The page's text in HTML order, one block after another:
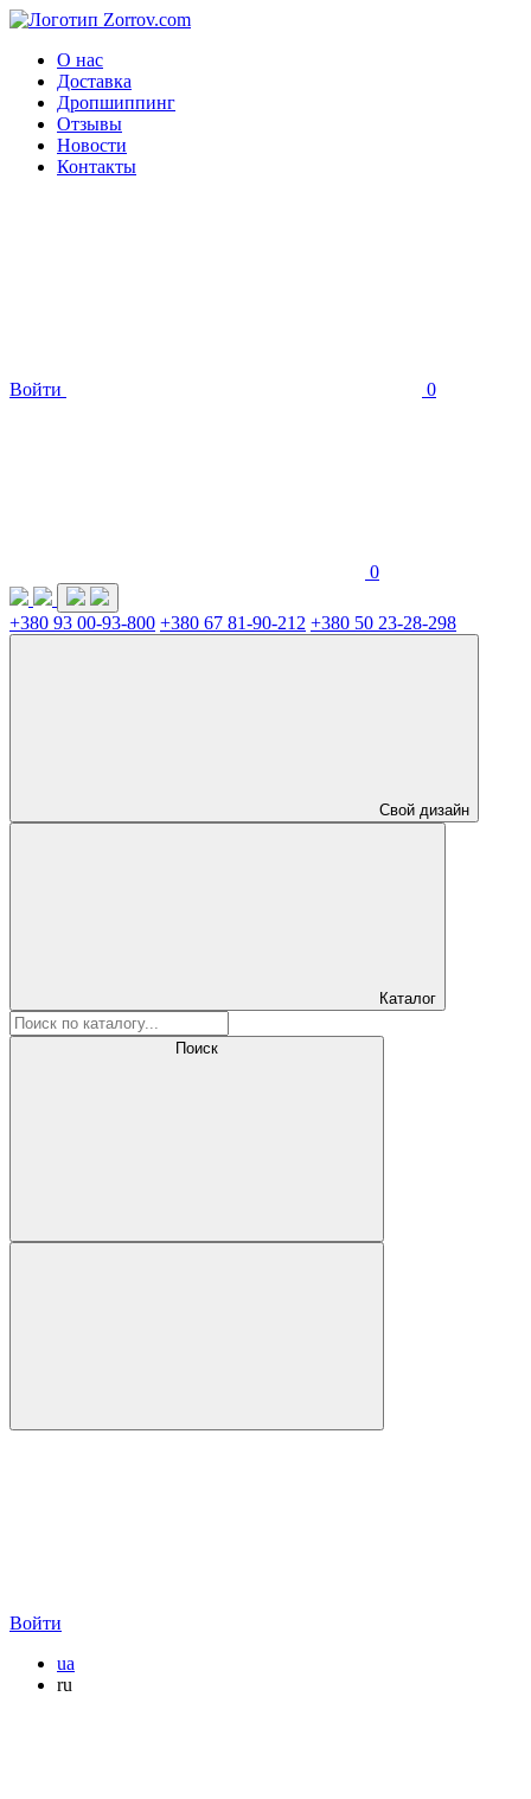
О нас
Доставка
Дропшиппинг
Отзывы
Новости
Контакты
Войти 0
0
+380 93 00-93-800 +380 67 81-90-212 +380 50 23-28-298
Свой дизайн
Каталог
Поиск
Войти
ua
ru